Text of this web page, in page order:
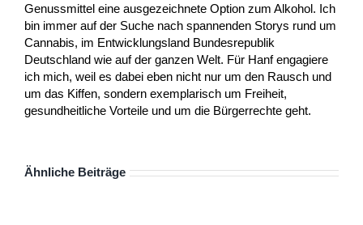
Genussmittel eine ausgezeichnete Option zum Alkohol. Ich
bin immer auf der Suche nach spannenden Storys rund um
Cannabis, im Entwicklungsland Bundesrepublik
Deutschland wie auf der ganzen Welt. Für Hanf engagiere
ich mich, weil es dabei eben nicht nur um den Rausch und
um das Kiffen, sondern exemplarisch um Freiheit,
gesundheitliche Vorteile und um die Bürgerrechte geht.
Ähnliche Beiträge